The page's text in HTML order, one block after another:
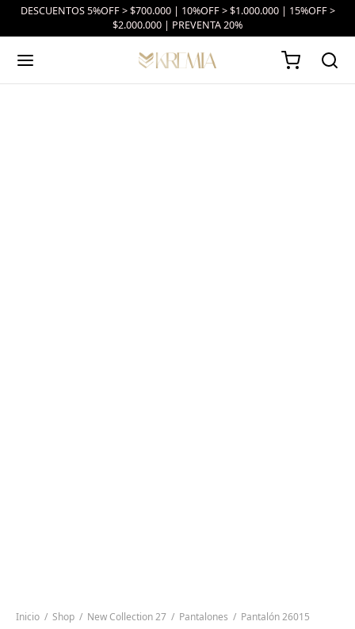
DESCUENTOS 5%OFF > $700.000 | 10%OFF > $1.000.000 | 15%OFF >
$2.000.000 | PREVENTA 20%
Inicio / Shop / New Collection 27 / Pantalones / Pantalón 26015